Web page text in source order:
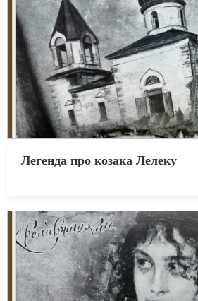
Легенда про козака Лелеку